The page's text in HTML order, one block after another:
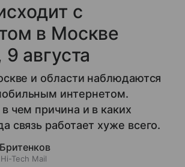
с
в Москве
августа
и области наблюдаются
интернетом.
чем причина и в каких
связь работает хуже всего.
Tech Mail